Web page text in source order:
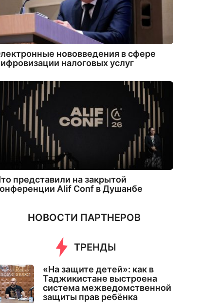
нововведения в сфере
налоговых услуг
представили на закрытой
Alif Conf в Душанбе
НОВОСТИ ПАРТНЕРОВ
ТРЕНДЫ
«На защите детей»: как в
Таджикистане выстроена
система межведомственной
защиты прав ребёнка